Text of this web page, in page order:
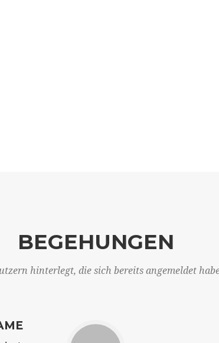
BEGEHUNGEN
hinterlegt, die sich bereits angemeldet